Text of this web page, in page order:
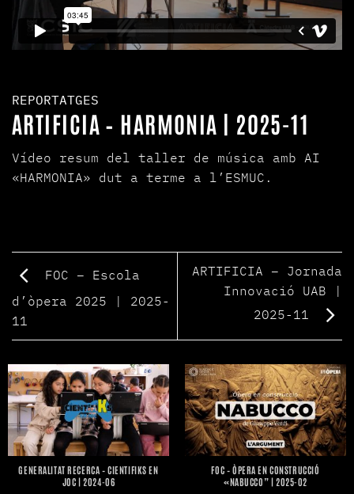
REPORTATGES
ARTIFICIA – HARMONIA | 2025-11
Vídeo resum del taller de música amb AI
«HARMONIA» dut a terme a l’ESMUC.
FOC – Escola
d’òpera 2025 | 2025-
11
ARTIFICIA – Jornada
Innovació UAB |
2025-11
GENERALITAT RECERCA – CIENTIFIKS EN
JOC | 2024-06
FOC – ÒPERA EN CONSTRUCCIÓ
«NABUCCO” | 2025-02